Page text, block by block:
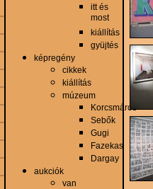
itt és
most
kiállítás
gyüjtés
képregény
cikkek
kiállítás
múzeum
Korcsmáros
Sebők
Gugi
Fazekas
Dargay
aukciók
van